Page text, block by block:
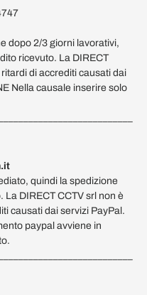
dopo 2/3 giorni lavorativi,
ricevuto. La DIRECT
di accrediti causati dai
Nella causale inserire solo
quindi la spedizione
DIRECT CCTV srl non è
causati dai servizi PayPal.
paypal avviene in